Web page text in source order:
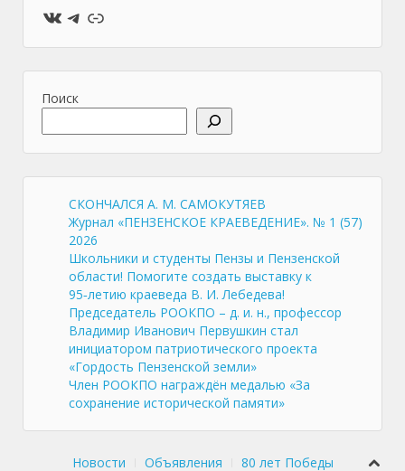
ВКонтакте
Telegram
Ссылка
Поиск
СКОНЧАЛСЯ А. М. САМОКУТЯЕВ
Журнал «ПЕНЗЕНСКОЕ КРАЕВЕДЕНИЕ». № 1 (57)
2026
Школьники и студенты Пензы и Пензенской
области! Помогите создать выставку к
95‑летию краеведа В. И. Лебедева!
Председатель РООКПО – д. и. н., профессор
Владимир Иванович Первушкин стал
инициатором патриотического проекта
«Гордость Пензенской земли»
Член РООКПО награждён медалью «За
сохранение исторической памяти»
Новости Объявления 80 лет Победы